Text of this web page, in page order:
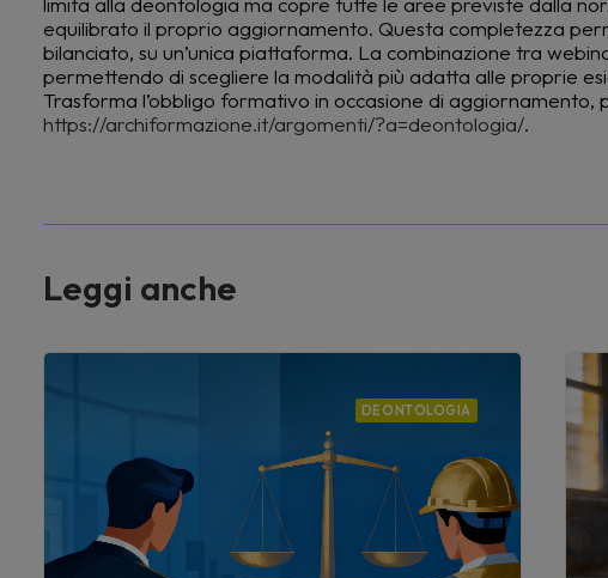
equilibrato il proprio aggiornamento. Questa completezza
bilanciato, su un’unica piattaforma. La combinazione tra
permettendo di scegliere la modalità più adatta alle proprie
Trasforma l’obbligo formativo in occasione di
https://archiformazione.it/argomenti/?a=deontologia/.
Leggi anche
DEONTOLOGIA